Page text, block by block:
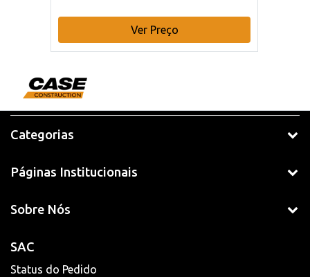
Ver Preço
Categorias
Páginas Institucionais
Sobre Nós
SAC
Status do Pedido